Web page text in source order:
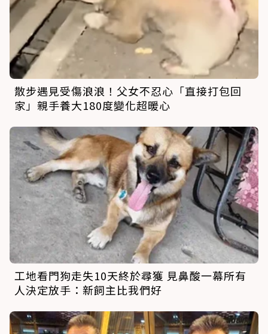
散步遇見受傷浪浪！父女不忍心「直接打包回
家」親手養大180度變化超暖心
工地看門狗走失10天終於尋獲 見鼻酸一幕所有
人決定放手：新飼主比我們好